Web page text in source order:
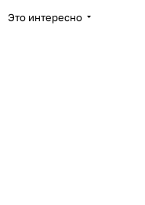
Это интересно